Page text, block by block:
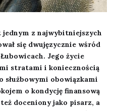
jednym z najwybitniejszych
się dwujęzycznie wśród
Jego życie
stratami i koniecznością
służbowymi obowiązkami
o kondycję finansową
doceniony jako pisarz, a